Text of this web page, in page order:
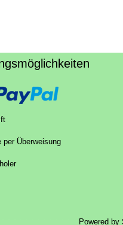
per Überweisung
Powered by